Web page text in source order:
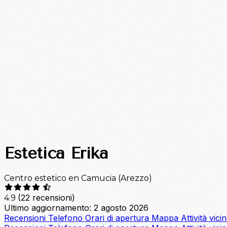
Estetica Erika
Centro estetico en Camucia (Arezzo)
4.9 (22 recensioni)
Ultimo aggiornamento: 2 agosto 2026
Recensioni Telefono Orari di apertura Mappa Attività